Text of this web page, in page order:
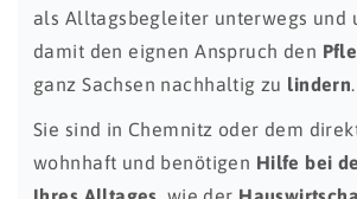
als Alltagsbegleiter unterwegs und
damit den eignen Anspruch den
ganz Sachsen nachhaltig zu lindern.
Sie sind in Chemnitz oder dem
wohnhaft und benötigen Hilfe bei